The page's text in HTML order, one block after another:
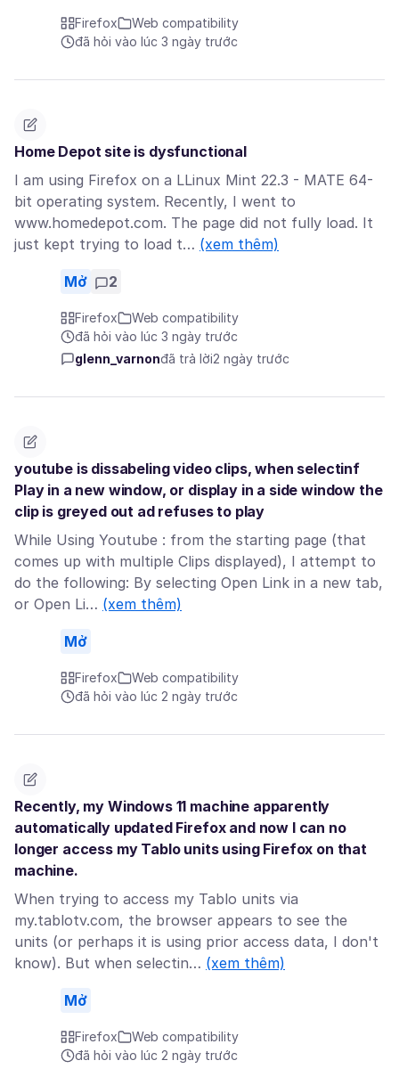
Firefox
Web compatibility
đã hỏi vào lúc 3 ngày trước
Home Depot site is dysfunctional
I am using Firefox on a LLinux Mint 22.3 - MATE 64-
bit operating system. Recently, I went to
www.homedepot.com. The page did not fully load. It
just kept trying to load t… (xem thêm)
Mở 2
Firefox
Web compatibility
đã hỏi vào lúc 3 ngày trước
glenn_varnonđã trả lời2 ngày trước
youtube is dissabeling video clips, when selectinf
Play in a new window, or display in a side window the
clip is greyed out ad refuses to play
While Using Youtube : from the starting page (that
comes up with multiple Clips displayed), I attempt to
do the following: By selecting Open Link in a new tab,
or Open Li… (xem thêm)
Mở
Firefox
Web compatibility
đã hỏi vào lúc 2 ngày trước
Recently, my Windows 11 machine apparently
automatically updated Firefox and now I can no
longer access my Tablo units using Firefox on that
machine.
When trying to access my Tablo units via
my.tablotv.com, the browser appears to see the
units (or perhaps it is using prior access data, I don't
know). But when selectin… (xem thêm)
Mở
Firefox
Web compatibility
đã hỏi vào lúc 2 ngày trước